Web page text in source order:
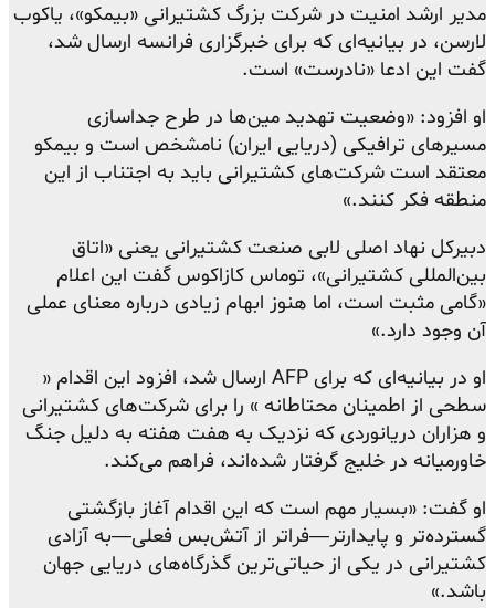
مدیر ارشد امنیت در شرکت بزرگ کشتیرانی «بیمکو»، یاکوب
لارسن، در بیانیه‌ای که برای خبرگزاری فرانسه ارسال شد،
گفت این ادعا «نادرست» است.
او افزود: «وضعیت تهدید مین‌ها در طرح جداسازی
مسیرهای ترافیکی (دریایی ایران) نامشخص است و بیمکو
معتقد است شرکت‌های کشتیرانی باید به اجتناب از این
منطقه فکر کنند.»
دبیرکل نهاد اصلی لابی صنعت کشتیرانی یعنی «اتاق
بین‌المللی کشتیرانی»، توماس کازاکوس گفت این اعلام
«گامی مثبت است، اما هنوز ابهام زیادی درباره معنای عملی
آن وجود دارد.»
او در بیانیه‌ای که برای AFP ارسال شد، افزود این اقدام «
سطحی از اطمینان محتاطانه » را برای شرکت‌های کشتیرانی
و هزاران دریانوردی که نزدیک به هفت هفته به دلیل جنگ
خاورمیانه در خلیج گرفتار شده‌اند، فراهم می‌کند.
او گفت: «بسیار مهم است که این اقدام آغاز بازگشتی
گسترده‌تر و پایدارتر—فراتر از آتش‌بس فعلی—به آزادی
کشتیرانی در یکی از حیاتی‌ترین گذرگاه‌های دریایی جهان
باشد.»